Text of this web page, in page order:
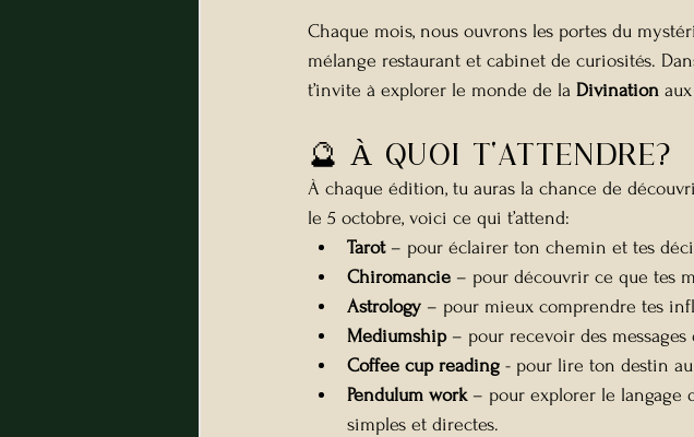
Chaque mois, nous ouvrons les portes du
mélange restaurant et cabinet de curiosités.
t’invite à explorer le monde de la Divination
🔮 À QUOI T'ATTENDRE?
À chaque édition, tu auras la chance de
le 5 octobre, voici ce qui t’attend:
Tarot – pour éclairer ton chemin et tes
Chiromancie – pour découvrir ce que tes
Astrology – pour mieux comprendre tes
Mediumship – pour recevoir des messages
Coffee cup reading - pour lire ton destin
Pendulum work – pour explorer le langage
simples et directes.